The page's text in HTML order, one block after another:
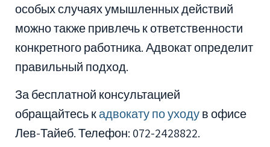
особых случаях умышленных действий
можно также привлечь к ответственности
конкретного работника. Адвокат определит
правильный подход.
За бесплатной консультацией
обращайтесь кадвокату по уходув офисе
Лев-Тайеб. Телефон: 072-2428822.